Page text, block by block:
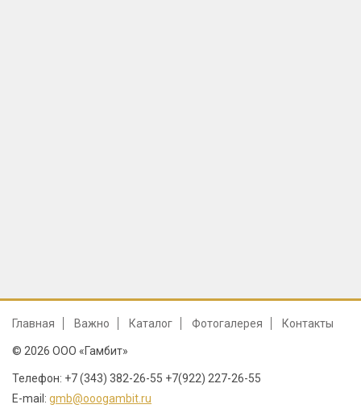
Главная Важно Каталог Фотогалерея Контакты
© 2026 ООО «Гамбит»
Телефон: +7 (343) 382-26-55 +7(922) 227-26-55
E-mail: gmb@ooogambit.ru